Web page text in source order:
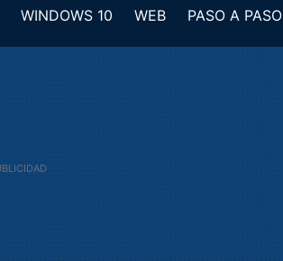
WINDOWS 10 WEB
PASO A PASO